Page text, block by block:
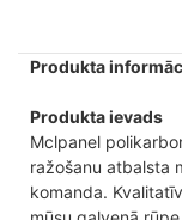
Produkta
Produkta ievads
Mclpanel
ražošanu atbalsta
komanda.